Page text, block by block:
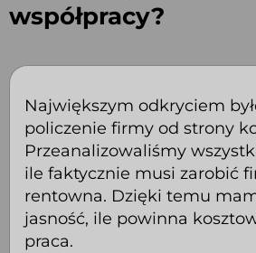
współpracy?
Największym odkryciem
policzenie firmy od strony
Przeanalizowaliśmy
ile faktycznie musi zarobić
rentowna. Dzięki temu
jasność, ile powinna
praca.